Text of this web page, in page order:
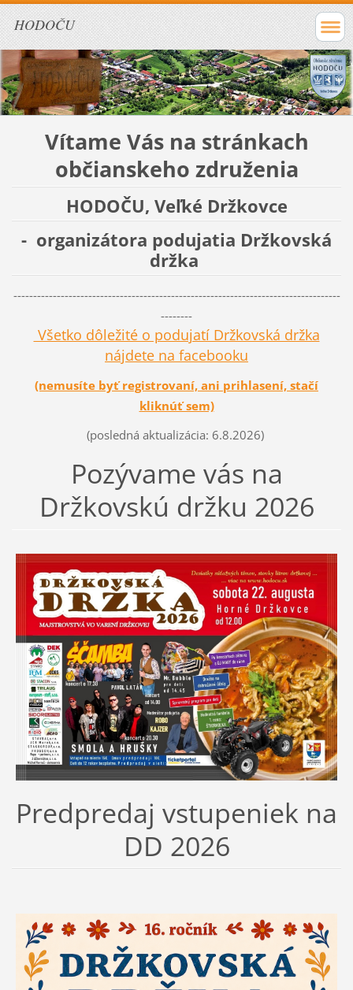
HODOČU
Vítame Vás na stránkach
občianskeho združenia
HODOČU, Veľké Držkovce
- organizátora podujatia Držkovská
držka
-----------------------------------------------------------------------------------
--------
Všetko dôležité o podujatí Držkovská držka
nájdete na facebooku
(nemusíte byť registrovaní, ani prihlasení, stačí
kliknúť sem)
(posledná aktualizácia: 6.8.2026)
Pozývame vás na
Držkovskú držku 2026
Predpredaj vstupeniek na
DD 2026